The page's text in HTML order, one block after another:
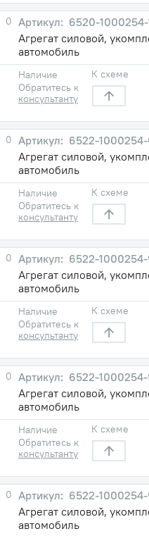
0
6520-1000254-
Агрегат силовой,
автомобиль
Наличие
Обратитесь к
консультанту
К схеме
0
6522-
Агрегат силовой,
автомобиль
Наличие
Обратитесь к
консультанту
К схеме
0
6522-
Агрегат силовой,
автомобиль
Наличие
Обратитесь к
консультанту
К схеме
0
6522-1000254-
Агрегат силовой,
автомобиль
Наличие
Обратитесь к
консультанту
К схеме
0
6522-
Агрегат силовой,
автомобиль